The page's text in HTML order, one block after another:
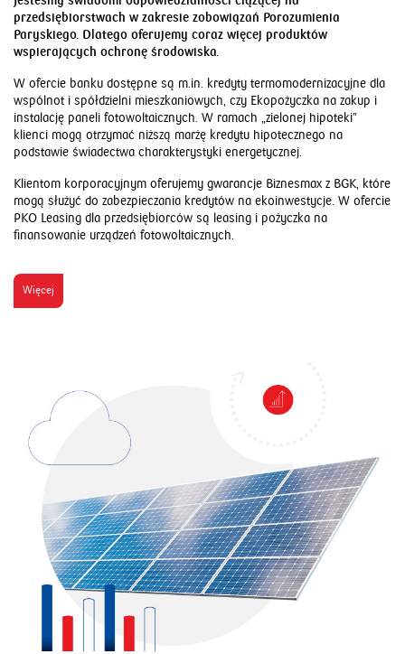
przedsiębiorstwach w zakresie zobowiązań Porozumienia
Paryskiego. Dlatego oferujemy coraz więcej produktów
wspierających ochronę środowiska.
W ofercie banku dostępne są m.in. kredyty termomodernizacyjne dla
wspólnot i spółdzielni mieszkaniowych, czy Ekopożyczka na zakup i
instalację paneli fotowoltaicznych. W ramach „zielonej hipoteki”
klienci mogą otrzymać niższą marżę kredytu hipotecznego na
podstawie świadectwa charakterystyki energetycznej.
Klientom korporacyjnym oferujemy gwarancje Biznesmax z BGK, które
mogą służyć do zabezpieczania kredytów na ekoinwestycje. W ofercie
PKO Leasing dla przedsiębiorców są leasing i pożyczka na
finansowanie urządzeń fotowoltaicznych.
Więcej